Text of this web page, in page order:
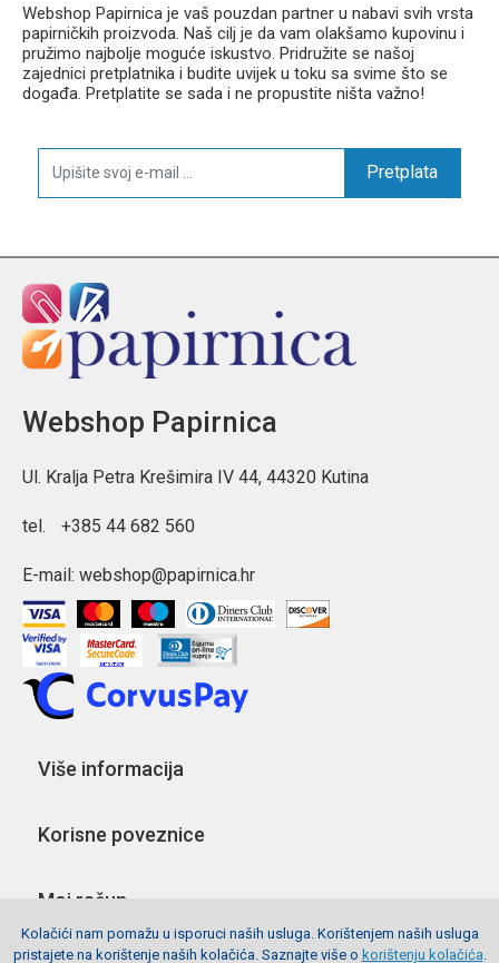
Webshop Papirnica je vaš pouzdan partner u nabavi svih vrsta
papirničkih proizvoda. Naš cilj je da vam olakšamo kupovinu i
pružimo najbolje moguće iskustvo. Pridružite se našoj
zajednici pretplatnika i budite uvijek u toku sa svime što se
događa. Pretplatite se sada i ne propustite ništa važno!
Pretplata
Webshop Papirnica
Ul. Kralja Petra Krešimira IV 44, 44320 Kutina
tel. +385 44 682 560
E-mail: webshop@papirnica.hr
Više informacija
Korisne poveznice
Moj račun
Kolačići nam pomažu u isporuci naših usluga. Korištenjem naših usluga
pristajete na korištenje naših kolačića. Saznajte više o korištenju kolačića.